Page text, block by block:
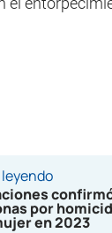
por
en 2023